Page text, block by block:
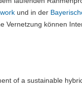
und in der
Vernetzung können
of a sustainable